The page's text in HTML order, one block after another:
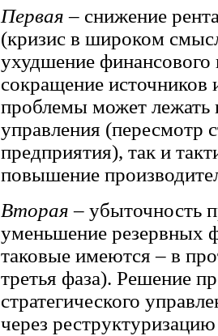
Первая– снижение
(кризис в широком
ухудшение
сокращение источников
проблемы может лежать
управления (пересмотр
предприятия), так и
повышение
Вторая– убыточность
уменьшение резервных
таковые имеются – в
третья фаза). Решение
стратегического
через